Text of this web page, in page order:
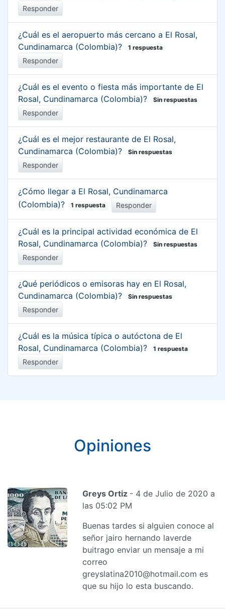
Responder
¿Cuál es el aeropuerto más cercano a El Rosal,
Cundinamarca (Colombia)?
1 respuesta
Responder
¿Cuál es el evento o fiesta más importante de El
Rosal, Cundinamarca (Colombia)?
Sin respuestas
Responder
¿Cuál es el mejor restaurante de El Rosal,
Cundinamarca (Colombia)?
Sin respuestas
Responder
¿Cómo llegar a El Rosal, Cundinamarca
(Colombia)?
1 respuesta Responder
¿Cuál es la principal actividad económica de El
Rosal, Cundinamarca (Colombia)?
Sin respuestas
Responder
¿Qué periódicos o emisoras hay en El Rosal,
Cundinamarca (Colombia)?
Sin respuestas
Responder
¿Cuál es la música típica o autóctona de El
Rosal, Cundinamarca (Colombia)?
1 respuesta
Responder
Opiniones
Greys Ortiz - 4 de Julio de 2020 a
las 05:02 PM
Buenas tardes si alguien conoce al
señor jairo hernando laverde
buitrago enviar un mensaje a mi
correo
greyslatina2010@hotmail.com es
que su hijo lo esta buscando.